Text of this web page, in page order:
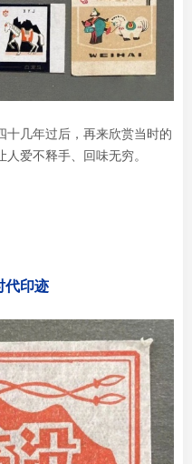
十几年过后，再来欣赏当时的
爱不释手、回味无穷。
代印迹